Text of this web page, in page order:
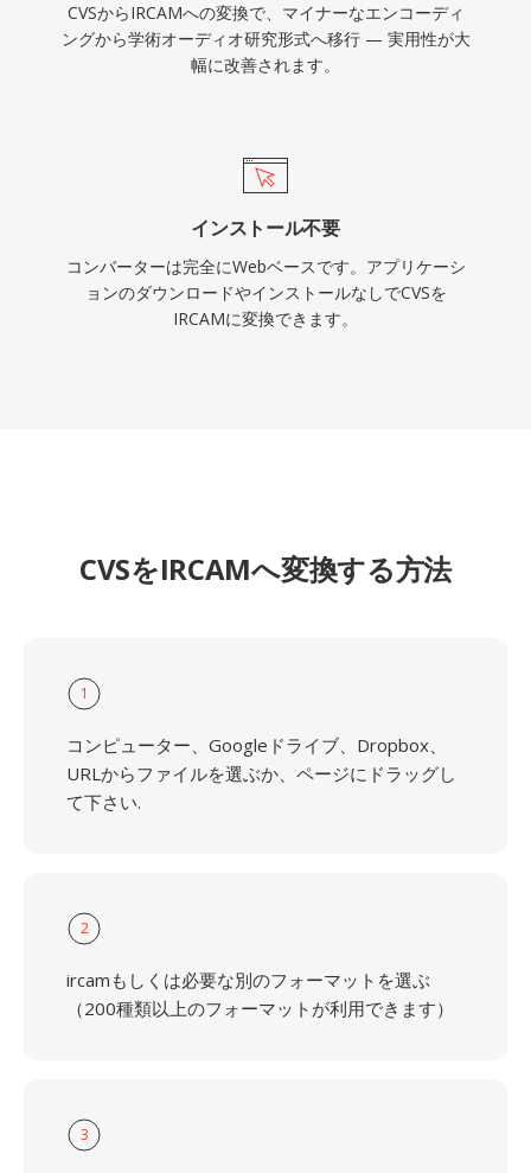
CVSからIRCAMへの変換で、マイナーなエンコーディ
ングから学術オーディオ研究形式へ移行 — 実用性が大
幅に改善されます。
インストール不要
コンバーターは完全にWebベースです。アプリケーシ
ョンのダウンロードやインストールなしでCVSを
IRCAMに変換できます。
CVSをIRCAMへ変換する方法
1
コンピューター、Googleドライブ、Dropbox、
URLからファイルを選ぶか、ページにドラッグし
て下さい.
2
ircamもしくは必要な別のフォーマットを選ぶ
（200種類以上のフォーマットが利用できます）
3